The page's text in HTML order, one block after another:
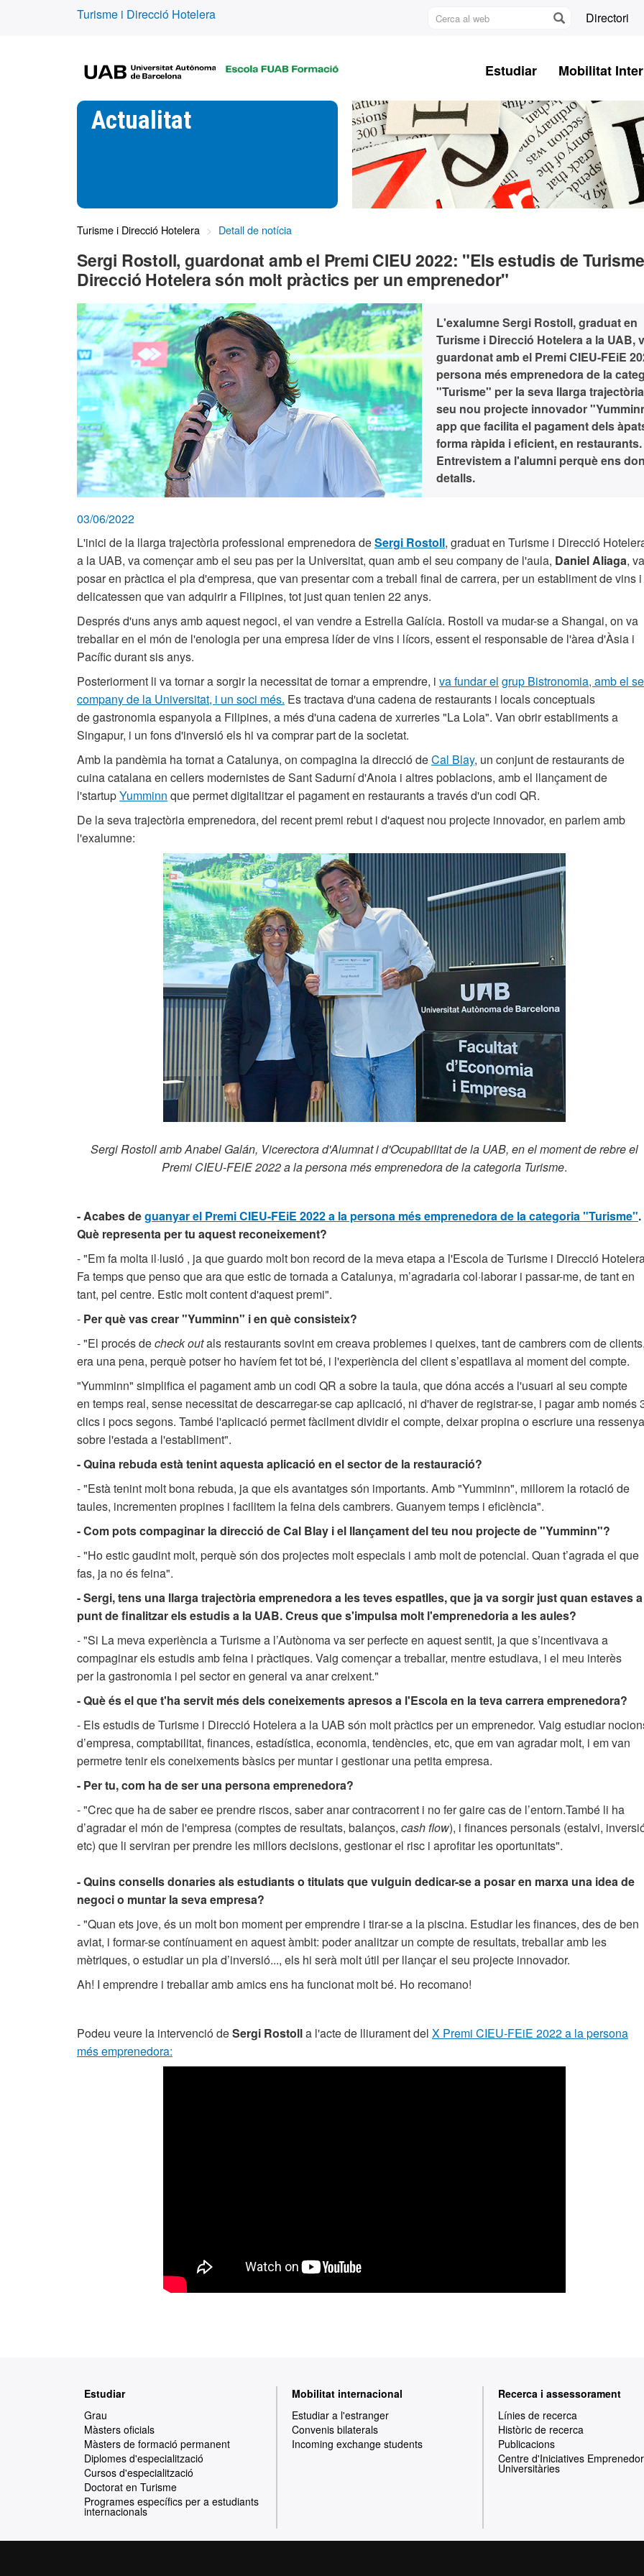
Turisme i Direcció Hotelera
Cerca
Directori
B
Estudiar Mobilitat
Actualitat
Turisme i Direcció Hotelera Detall de notícia
Sergi Rostoll, guardonat amb el Premi CIEU 2022: "Els estudis de
Direcció Hotelera són molt pràctics per un emprenedor"
L'exalumne Sergi Rostoll, graduat en
Turisme i Direcció Hotelera a la UAB,
guardonat amb el Premi CIEU-FEiE
persona més emprenedora de la
"Turisme" per la seva llarga
seu nou projecte innovador
app que facilita el pagament dels
forma ràpida i eficient, en restaurants.
Entrevistem a l'alumni perquè ens
detalls.
03/06/2022
L'inici de la llarga trajectòria professional emprenedora deSergi Rostoll, graduat en Turisme i Direcció
a la UAB, va començar amb el seu pas per la Universitat, quan amb el seu company de l'aula, Daniel Aliaga,
posar en pràctica el pla d'empresa, que van presentar com a treball final de carrera, per un establiment de vins i
delicatessen que van adquirir a Filipines, tot just quan tenien 22 anys.
Després d'uns anys amb aquest negoci, el van vendre a Estrella Galícia. Rostoll va mudar-se a Shangai, on va
treballar en el món de l'enologia per una empresa líder de vins i lícors, essent el responsable de l'àrea d'Àsia i
Pacífic durant sis anys.
Posteriorment li va tornar a sorgir la necessitat de tornar a emprendre, i va fundar el grup Bistronomia, amb el
company de la Universitat, i un soci més. Es tractava d'una cadena de restaurants i locals conceptuals
de gastronomia espanyola a Filipines, a més d'una cadena de xurreries "La Lola". Van obrir establiments a
Singapur, i un fons d'inversió els hi va comprar part de la societat.
Amb la pandèmia ha tornat a Catalunya, on compagina la direcció deCal Blay, un conjunt de restaurants de
cuina catalana en cellers modernistes de Sant Sadurní d'Anoia i altres poblacions, amb el llançament de
l'startupYumminn que permet digitalitzar el pagament en restaurants a través d'un codi QR.
De la seva trajectòria emprenedora, del recent premi rebut i d'aquest nou projecte innovador, en parlem amb
l'exalumne:
Sergi Rostoll amb Anabel Galán, Vicerectora d'Alumnat i d'Ocupabilitat de la UAB, en el moment de rebre el
Premi CIEU-FEiE 2022 a la persona més emprenedora de la categoria Turisme.
- Acabes deguanyar el Premi CIEU-FEiE 2022 a la persona més emprenedora de la categoria "Turisme".
Què representa per tu aquest reconeixement?
- "Em fa molta il·lusió , ja que guardo molt bon record de la meva etapa a l'Escola de Turisme i Direcció
Fa temps que penso que ara que estic de tornada a Catalunya, m’agradaria col·laborar i passar-me, de tant en
tant, pel centre. Estic molt content d'aquest premi".
- Per què vas crear "Yumminn" i en què consisteix?
- "El procés decheck outals restaurants sovint em creava problemes i queixes, tant de cambrers com de
era una pena, perquè potser ho havíem fet tot bé, i l'experiència del client s’espatllava al moment del compte.
"Yumminn" simplifica el pagament amb un codi QR a sobre la taula, que dóna accés a l'usuari al seu compte
en temps real, sense necessitat de descarregar-se cap aplicació, ni d'haver de registrar-se, i pagar amb només
clics i pocs segons. També l'aplicació permet fàcilment dividir el compte, deixar propina o escriure una ressenya
sobre l'estada a l'establiment".
- Quina rebuda està tenint aquesta aplicació en el sector de la restauració?
- "Està tenint molt bona rebuda, ja que els avantatges són importants. Amb "Yumminn", millorem la rotació de
taules, incrementen propines i facilitem la feina dels cambrers. Guanyem temps i eficiència".
- Com pots compaginar la direcció de Cal Blay i el llançament del teu nou projecte de "Yumminn"?
- "Ho estic gaudint molt, perquè són dos projectes molt especials i amb molt de potencial. Quan t’agrada el que
fas, ja no és feina".
- Sergi, tens una llarga trajectòria emprenedora a les teves espatlles, que ja va sorgir just quan estaves a
punt de finalitzar els estudis a la UAB. Creus que s'impulsa molt l'emprenedoria a les aules?
- "Si La meva experiència a Turisme a l’Autònoma va ser perfecte en aquest sentit, ja que s’incentivava a
compaginar els estudis amb feina i pràctiques. Vaig començar a treballar, mentre estudiava, i el meu interès
per la gastronomia i pel sector en general va anar creixent."
- Què és el que t'ha servit més dels coneixements apresos a l'Escola en la teva carrera emprenedora?
- Els estudis de Turisme i Direcció Hotelera a la UAB són molt pràctics per un emprenedor. Vaig estudiar
d’empresa, comptabilitat, finances, estadística, economia, tendències, etc, que em van agradar molt, i em van
permetre tenir els coneixements bàsics per muntar i gestionar una petita empresa.
- Per tu, com ha de ser una persona emprenedora?
- "Crec que ha de saber ee prendre riscos, saber anar contracorrent i no fer gaire cas de l’entorn.També li ha
d’agradar el món de l'empresa (comptes de resultats, balanços, cash flow), i finances personals (estalvi,
etc) que li serviran per prendre les millors decisions, gestionar el risc i aprofitar les oportunitats".
- Quins consells donaries als estudiants o titulats que vulguin dedicar-se a posar en marxa una idea de
negoci o muntar la seva empresa?
- "Quan ets jove, és un molt bon moment per emprendre i tirar-se a la piscina. Estudiar les finances, des de ben
aviat, i formar-se contínuament en aquest àmbit: poder analitzar un compte de resultats, treballar amb les
mètriques, o estudiar un pla d’inversió..., els hi serà molt útil per llançar el seu projecte innovador.
Ah! I emprendre i treballar amb amics ens ha funcionat molt bé. Ho recomano!
Podeu veure la intervenció deSergi Rostolla l'acte de lliurament del X Premi CIEU-FEiE 2022 a la persona
més emprenedora:
Estudiar
Grau
Màsters oficials
Màsters de formació permanent
Diplomes d'especialització
Cursos d'especialització
Doctorat en Turisme
Programes específics per a estudiants
internacionals
Mobilitat internacional
Estudiar a l'estranger
Convenis bilaterals
Incoming exchange students
Recerca i assessorament
Línies de recerca
Històric de recerca
Publicacions
Centre d'Iniciatives
Universitàries